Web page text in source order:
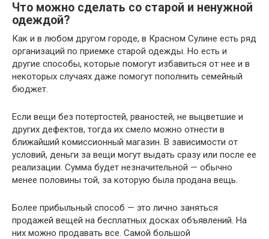
Что можно сделать со старой и ненужной
одеждой?
Как и в любом другом городе, в Красном Сулине есть ряд
организаций по приемке старой одежды. Но есть и
другие способы, которые помогут избавиться от нее и в
некоторых случаях даже помогут пополнить семейный
бюджет.
Если вещи без потертостей, рваностей, не выцветшие и
других дефектов, тогда их смело можно отнести в
ближайший комиссионный магазин. В зависимости от
условий, деньги за вещи могут выдать сразу или после ее
реализации. Сумма будет незначительной — обычно
менее половины той, за которую была продана вещь.
Более прибыльный способ — это лично заняться
продажей вещей на бесплатных досках объявлений. На
них можно продавать все. Самой большой